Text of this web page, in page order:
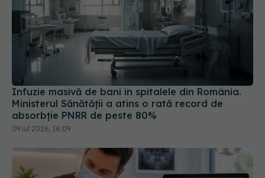
Infuzie masivă de bani în spitalele din România.
Ministerul Sănătății a atins o rată record de
absorbție PNRR de peste 80%
09 iul 2026, 16:09